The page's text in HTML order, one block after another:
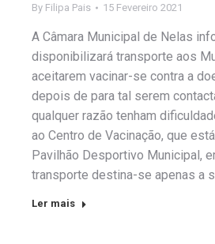
By Filipa Pais 15 Fevereiro 2021
A Câmara Municipal de Nelas
disponibilizará transporte aos
aceitarem vacinar-se contra a
depois de para tal serem
qualquer razão tenham
ao Centro de Vacinação, que
Pavilhão Desportivo Municipal,
transporte destina-se apenas a
Ler mais